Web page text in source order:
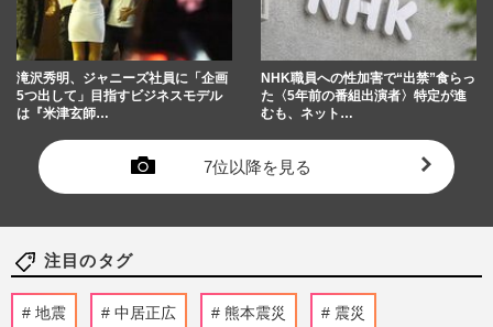
滝沢秀明、ジャニーズ社員に「企画
5つ出して」目指すビジネスモデル
は『米津玄師…
NHK職員への性加害で“出禁”食らっ
た〈5年前の番組出演者〉特定が進
むも、ネット…
7位以降を見る
注目のタグ
地震 中居正広 熊本震災 震災